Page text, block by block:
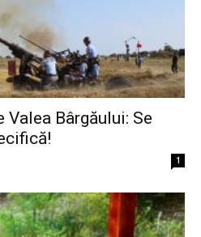
Valea Bârgăului: Se
1